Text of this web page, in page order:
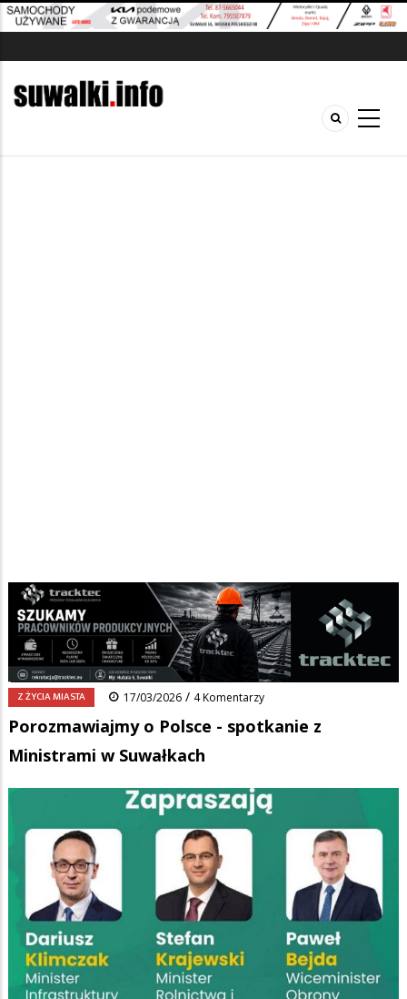
Ścieżka
nawigacyjna
Strona główna Wiadomości/Z życia miasta/
Porozmawiajmy o Polsce - spotkanie z Ministrami w Suwałkach
FacebookPinterest Tumblr
0 Reddit Share
Z ŻYCIA MIASTA 17/03/2026 / 4 Komentarzy
Porozmawiajmy o Polsce - spotkanie z
Ministrami w Suwałkach